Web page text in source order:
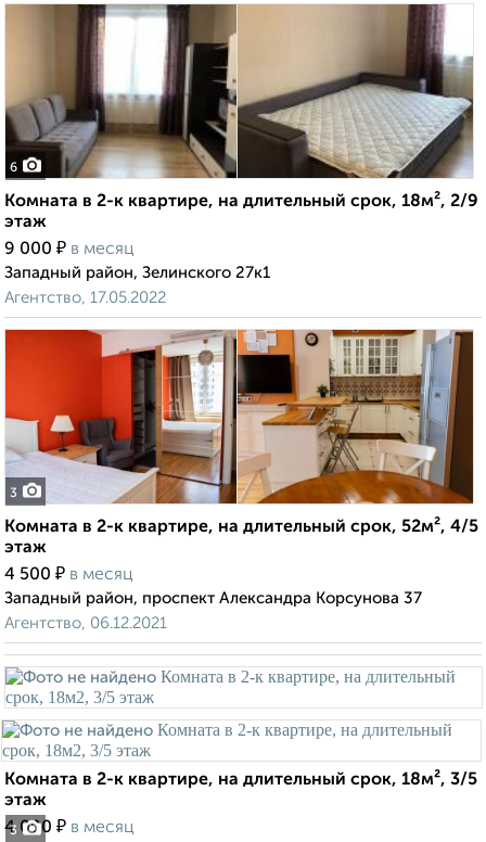
6
Комната в 2-к квартире, на длительный срок, 18м², 2/9
этаж
9 000 ₽ в месяц
Западный район, Зелинского 27к1
Агентство, 17.05.2022
3
Комната в 2-к квартире, на длительный срок, 52м², 4/5
этаж
4 500 ₽ в месяц
Западный район, проспект Александра Корсунова 37
Агентство, 06.12.2021
3
Комната в 2-к квартире, на длительный срок, 18м², 3/5
этаж
4 000 ₽ в месяц